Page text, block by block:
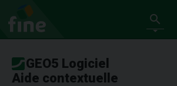
GEO5 Logiciel
Aide contextuelle